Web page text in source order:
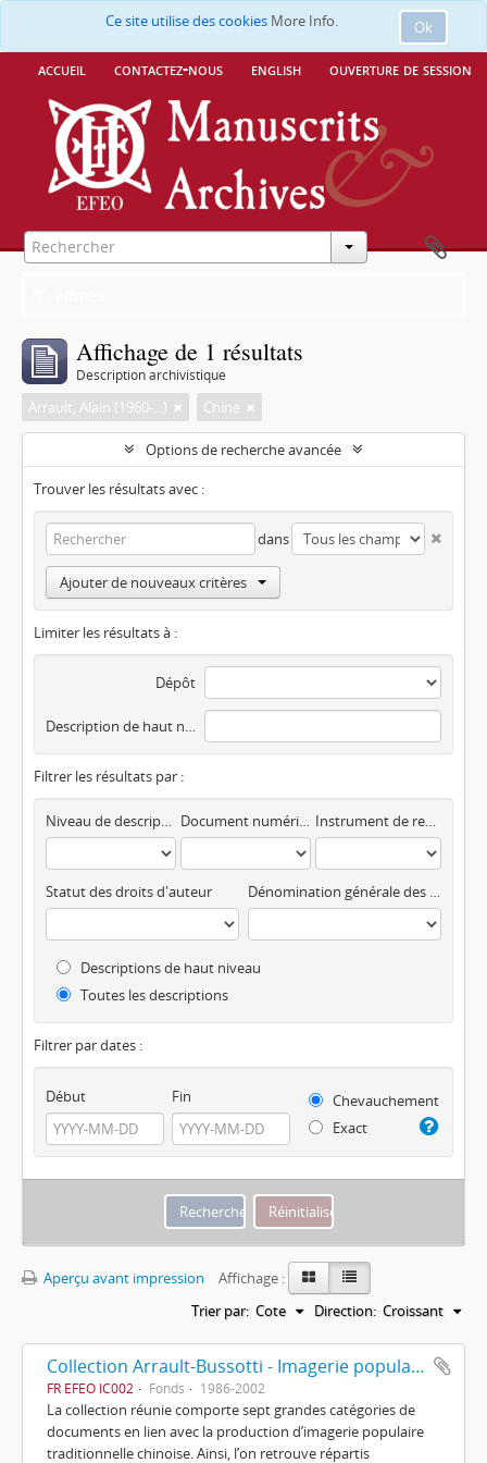
Ok
Ce site utilise des cookies More Info.
accueil contactez-nous english ouverture de session
Affichage de 1 résultats
Description archivistique
Arrault, Alain (1960-...) Chine
Options de recherche avancée
Trouver les résultats avec :
dans
Ajouter de nouveaux critères
Limiter les résultats à :
Dépôt
Description de haut niveau
Filtrer les résultats par :
Niveau de description Document numérisé disponible Instrument de recherche
Statut des droits d'auteur Dénomination générale des documents
Descriptions de haut niveau
Toutes les descriptions
Filtrer par dates :
Début Fin
Chevauchement
Exact
Aperçu avant impression
Affichage :
Trier par: Cote Direction: Croissant
Collection Arrault-Bussotti - Imagerie populaire chinoise
FR EFEO IC002 Fonds 1986-2002
La collection réunie comporte sept grandes catégories de
documents en lien avec la production d’imagerie populaire
traditionnelle chinoise. Ainsi, l’on retrouve répartis